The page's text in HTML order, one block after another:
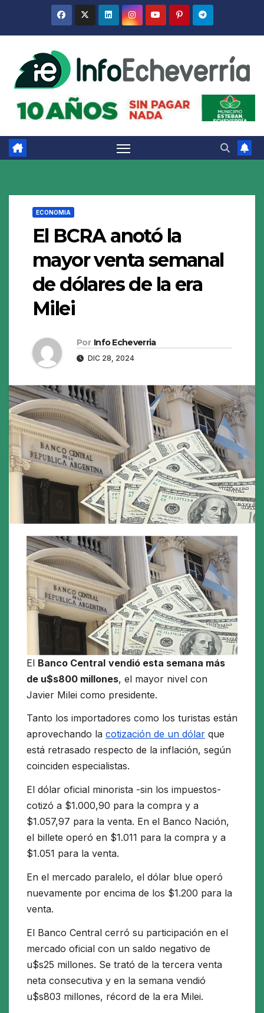
ECONOMIA
El BCRA anotó la
mayor venta semanal
de dólares de la era
Milei
Por Info Echeverria
DIC 28, 2024
El Banco Central vendió esta semana más
de u$s800 millones, el mayor nivel con
Javier Milei como presidente.
Tanto los importadores como los turistas están
aprovechando la cotización de un dólar que
está retrasado respecto de la inflación, según
coinciden especialistas.
El dólar oficial minorista -sin los impuestos-
cotizó a $1.000,90 para la compra y a
$1.057,97 para la venta. En el Banco Nación,
el billete operó en $1.011 para la compra y a
$1.051 para la venta.
En el mercado paralelo, el dólar blue operó
nuevamente por encima de los $1.200 para la
venta.
El Banco Central cerró su participación en el
mercado oficial con un saldo negativo de
u$s25 millones. Se trató de la tercera venta
neta consecutiva y en la semana vendió
u$s803 millones, récord de la era Milei.